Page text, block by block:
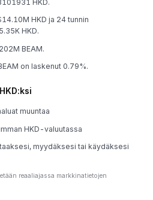
HKD.
HKD ja 24 tunnin
HKD.
BEAM.
on laskenut 0.79%.
muuntaa
HKD-valuutassa
myydäksesi tai käydäksesi
reaaliajassa markkinatietojen